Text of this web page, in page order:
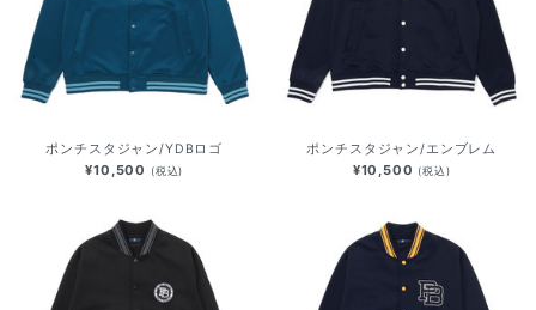
ポンチスタジャン/YDBロゴ
¥10,500 (税込)
ポンチスタジャン/エンブレム
¥10,500 (税込)